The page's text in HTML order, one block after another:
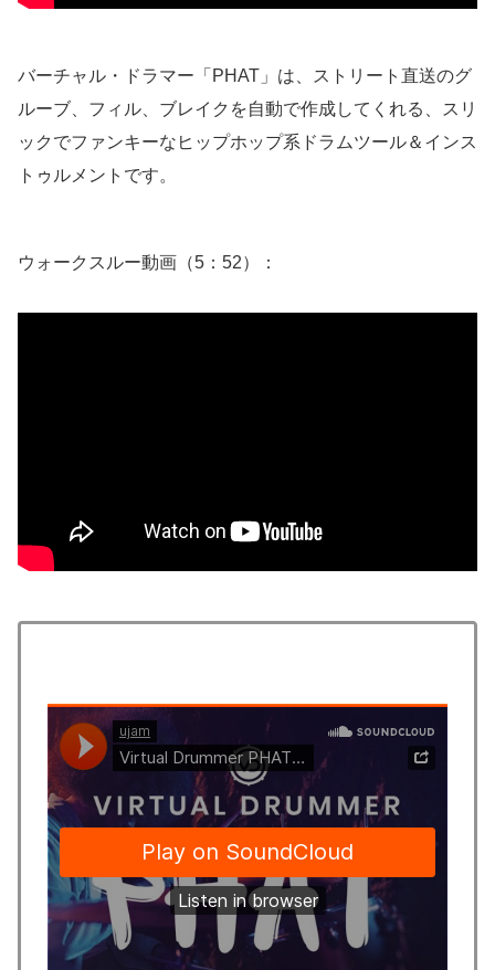
バーチャル・ドラマー「PHAT」は、ストリート直送のグ
ルーブ、フィル、ブレイクを自動で作成してくれる、スリ
ックでファンキーなヒップホップ系ドラムツール＆インス
トゥルメントです。
ウォークスルー動画（5：52）：